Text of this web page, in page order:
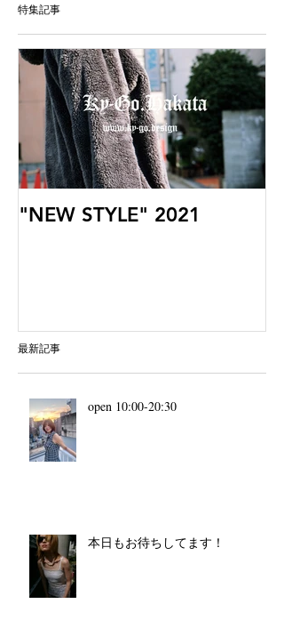
特集記事
"NEW STYLE" 2021
最新記事
open 10:00-20:30
本日もお待ちしてます！